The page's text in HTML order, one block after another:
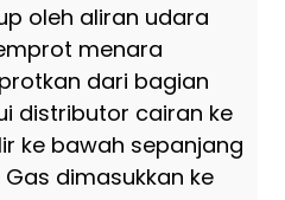
oleh aliran udara
menara
dari bagian
distributor cairan ke
ke bawah sepanjang
dimasukkan ke